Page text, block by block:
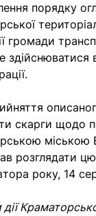
порядку
громади
скарги щодо
міською
розглядати
року, 14
дії